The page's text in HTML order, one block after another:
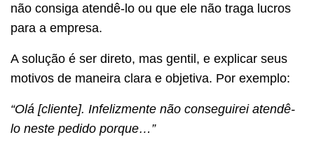
não consiga atendê-lo ou que ele não traga lucros
para a empresa.
A solução é ser direto, mas gentil, e explicar seus
motivos de maneira clara e objetiva. Por exemplo:
“Olá [cliente]. Infelizmente não conseguirei atendê-
lo neste pedido porque…”